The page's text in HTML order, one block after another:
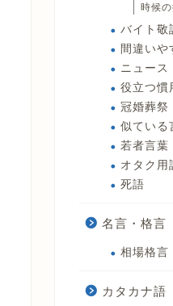
時候
バイト敬
間違いや
ニュース
役立つ慣
冠婚葬祭
似ている
若者言葉
オタク用
死語
名言・格言
相場格言
カタカナ語